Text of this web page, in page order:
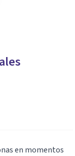
en momentos